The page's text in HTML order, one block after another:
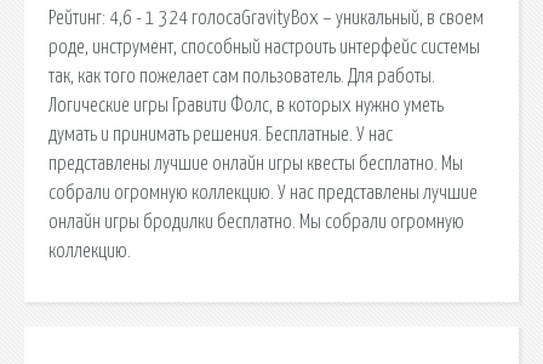
Рейтинг: 4,6 - 1 324 голосаGravityBox – уникальный, в своем
роде, инструмент, способный настроить интерфейс системы
так, как того пожелает сам пользователь. Для работы.
Логические игры Гравити Фолс, в которых нужно уметь
думать и принимать решения. Бесплатные. У нас
представлены лучшие онлайн игры квесты бесплатно. Мы
собрали огромную коллекцию. У нас представлены лучшие
онлайн игры бродилки бесплатно. Мы собрали огромную
коллекцию.